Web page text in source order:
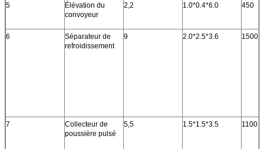
5
Élévation du
convoyeur
2,2 1.0*0.4*6.0 450
6
Séparateur de
refroidissement
9 2.0*2.5*3.6 1500
7
Collecteur de
poussière pulsé
5,5 1.5*1.5*3.5 1100